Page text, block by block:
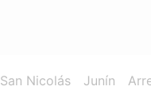
San Nicolás Junín